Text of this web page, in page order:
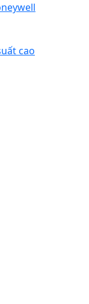
cao